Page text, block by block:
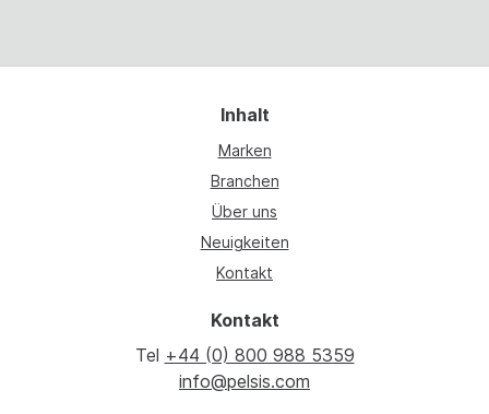
Inhalt
Marken
Branchen
Über uns
Neuigkeiten
Kontakt
Kontakt
Tel +44 (0) 800 988 5359
info@pelsis.com